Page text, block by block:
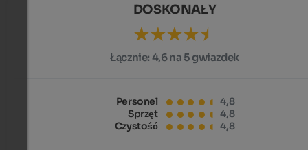
DOSKONAŁY
Łącznie: 4,6 na 5 gwiazdek
Personel
4,8
Sprzęt
4,8
Czystość
4,8